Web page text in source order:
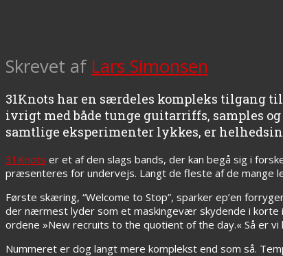
Skrevet af Lars Simonsen
31Knots har en særdeles kompleks tilgang
ivrigt med både tunge guitarriffs, samples
samtlige eksperimenter lykkes, er
31Knots er et af den slags bands, der kan begå sig i
præsenteres for undervejs. Langt de fleste af de mange
Første skæring, “Welcome to Stop”, sparker ep’en
der nærmest lyder som et maskingevær skydende i korte
ordene »New recruits to the quotient of the day.« Så er vi
Nummeret er dog langt mere komplekst end som så.